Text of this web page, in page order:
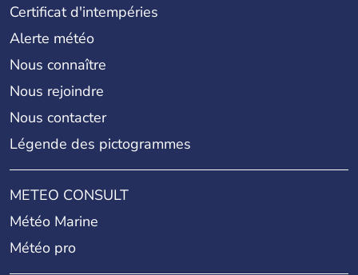
Certificat d'intempéries
Alerte météo
Nous connaître
Nous rejoindre
Nous contacter
Légende des pictogrammes
METEO CONSULT
Météo Marine
Météo pro